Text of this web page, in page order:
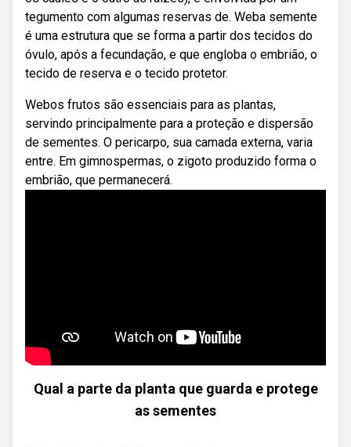
tegumento com algumas reservas de. Weba semente
é uma estrutura que se forma a partir dos tecidos do
óvulo, após a fecundação, e que engloba o embrião, o
tecido de reserva e o tecido protetor.
Webos frutos são essenciais para as plantas,
servindo principalmente para a proteção e dispersão
de sementes. O pericarpo, sua camada externa, varia
entre. Em gimnospermas, o zigoto produzido forma o
embrião, que permanecerá.
Qual a parte da planta que guarda e protege
as sementes